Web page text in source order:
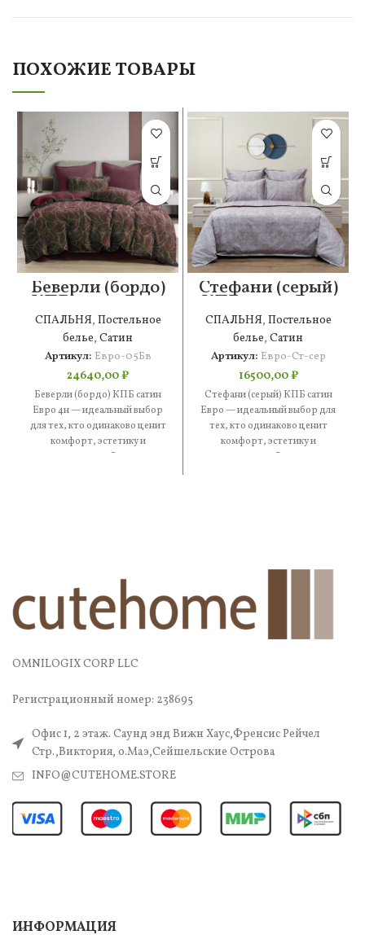
ПОХОЖИЕ ТОВАРЫ
Беверли (бордо)
КПБ сатин Евро
4н
СПАЛЬНЯ, Постельное
белье, Сатин
Артикул: Евро-05Бв
24640,00₽
Беверли (бордо) КПБ сатин
Евро 4н — идеальный выбор
для тех, кто одинаково ценит
комфорт, эстетику и
практичность. В составе
Стефани (серый)
КПБ сатин Евро
СПАЛЬНЯ, Постельное
белье, Сатин
Артикул: Евро-Ст-сер
16500,00₽
Стефани (серый) КПБ сатин
Евро — идеальный выбор для
тех, кто одинаково ценит
комфорт, эстетику и
практичность. В составе —
OMNILOGIX CORP LLC
Регистрационный номер: 238695
Офис 1, 2 этаж. Саунд энд Вижн Хаус,Френсис Рейчел
Стр.,Виктория, о.Маэ,Сейшельские Острова
INFO@CUTEHOME.STORE
ИНФОРМАЦИЯ